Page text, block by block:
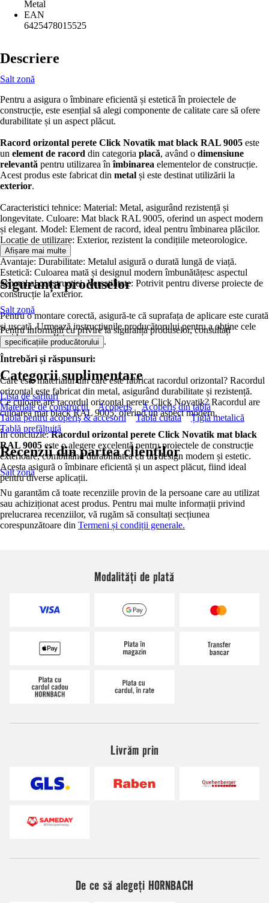
Metal
EAN
6425478015525
Descriere
Salt zonă
Pentru a asigura o îmbinare eficientă și estetică în proiectele de
construcție, este esențial să alegi componente de calitate care să ofere
durabilitate și un aspect plăcut.
Racord orizontal perete Click Novatik mat black RAL 9005 este
un element de racord din categoria placă, având o dimensiune
relevantă pentru utilizarea înîmbinarea elementelor de construcție.
Acest produs este fabricat din metal și este destinat utilizării la
exterior.
Caracteristici tehnice: Material: Metal, asigurând rezistență și
longevitate. Culoare: Mat black RAL 9005, oferind un aspect modern
și elegant. Model: Element de racord, ideal pentru îmbinarea plăcilor.
Locație de utilizare: Exterior, rezistent la condițiile meteorologice.
Avantaje: Durabilitate: Metalul asigură o durată lungă de viață.
Estetică: Culoarea mată și designul modern îmbunătățesc aspectul
general al construcției. Versatilitate: Potrivit pentru diverse proiecte de
construcție la exterior.
Pentru o montare corectă, asigură-te că suprafața de aplicare este curată
și uscată. Urmează instrucțiunile producătorului pentru a obține cele
mai bune rezultate.
Întrebări și răspunsuri:
Care este materialul din care este fabricat racordul orizontal? Racordul
orizontal este fabricat din metal, asigurând durabilitate și rezistență.
Ce culoare are racordul orizontal perete Click Novatik? Racordul are
culoarea mat black RAL 9005, oferind un aspect modern.
În concluzie:Racordul orizontal perete Click Novatik mat black
RAL 9005 este o alegere excelentă pentru proiectele de construcție
exterioare, combinând durabilitatea cu un design modern și estetic.
Acesta asigură o îmbinare eficientă și un aspect plăcut, fiind ideal
pentru diverse aplicații.
Afișare mai multe
Siguranța produselor
Salt zonă
Pentru informații cu privire la siguranța produselor, consultați
specificațiile producătorului .
Categorii suplimentare
Lista de sărituri
Materiale de construcţii
Acoperiş
Acoperiş din tablă
Tablă pentru acoperiş & accesorii
Tablă cutată
Țiglă metalică
Tablă prefălțuită
Recenzii din partea clienților
Salt zonă
Nu garantăm că toate recenziile provin de la persoane care au utilizat
sau achiziționat acest produs. Pentru mai multe informații privind
prelucrarea recenziilor, vă rugăm să consultați secțiunea
corespunzătoare din Termeni și condiții generale.
Modalități de plată
Livrăm prin
De ce să alegeți HORNBACH